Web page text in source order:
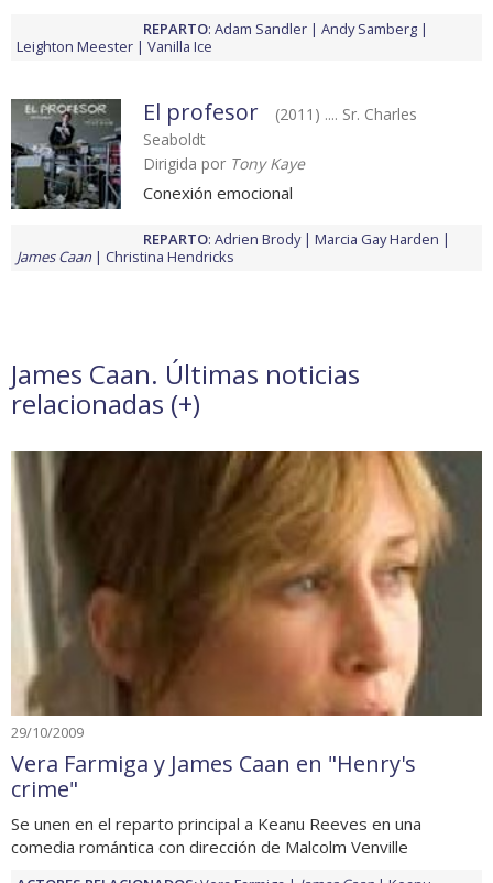
REPARTO: Adam Sandler
Andy Samberg
Leighton Meester
Vanilla Ice
El profesor
(2011) .... Sr. Charles
Seaboldt
Dirigida por Tony Kaye
Conexión emocional
REPARTO: Adrien Brody
Marcia Gay Harden
James Caan
Christina Hendricks
James Caan. Últimas noticias
relacionadas (+)
29/10/2009
Vera Farmiga y James Caan en "Henry's
crime"
Se unen en el reparto principal a Keanu Reeves en una
comedia romántica con dirección de Malcolm Venville